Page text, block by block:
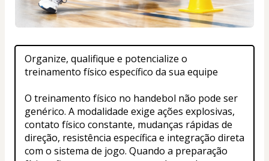
Organize, qualifique e potencialize o
treinamento físico específico da sua equipe
O treinamento físico no handebol não pode ser
genérico. A modalidade exige ações explosivas,
contato físico constante, mudanças rápidas de
direção, resistência específica e integração direta
com o sistema de jogo. Quando a preparação